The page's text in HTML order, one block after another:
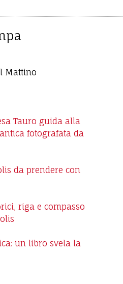
Mattino
Tauro guida alla
fotografata da
da prendere con
riga e compasso
un libro svela la